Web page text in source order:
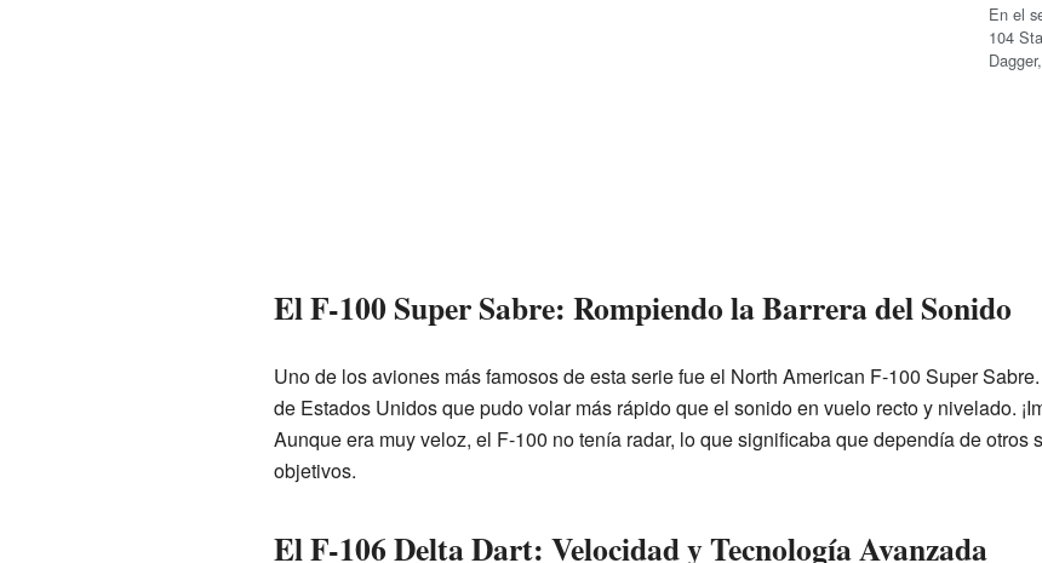
En el
104
El F-100 Super Sabre: Rompiendo la Barrera del Sonido
Uno de los aviones más famosos de esta serie fue el North American F-100 Super
de Estados Unidos que pudo volar más rápido que el sonido en vuelo recto y nivelado.
Aunque era muy veloz, el F-100 no tenía radar, lo que significaba que dependía de otros
objetivos.
El F-106 Delta Dart: Velocidad y Tecnología Avanzada